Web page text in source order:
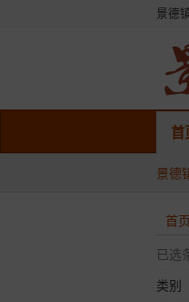
景德
首
景德
首页
已选
类别